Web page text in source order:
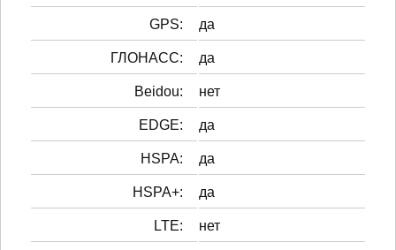
GPS: да
ГЛОНАСС: да
Beidou: нет
EDGE: да
HSPA: да
HSPA+: да
LTE: нет